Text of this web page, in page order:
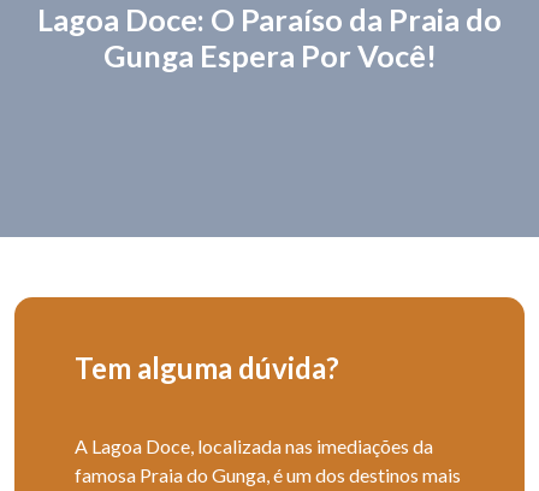
Lagoa Doce: O Paraíso da Praia do
Gunga Espera Por Você!
Tem alguma dúvida?
A Lagoa Doce, localizada nas imediações da
famosa Praia do Gunga, é um dos destinos mais